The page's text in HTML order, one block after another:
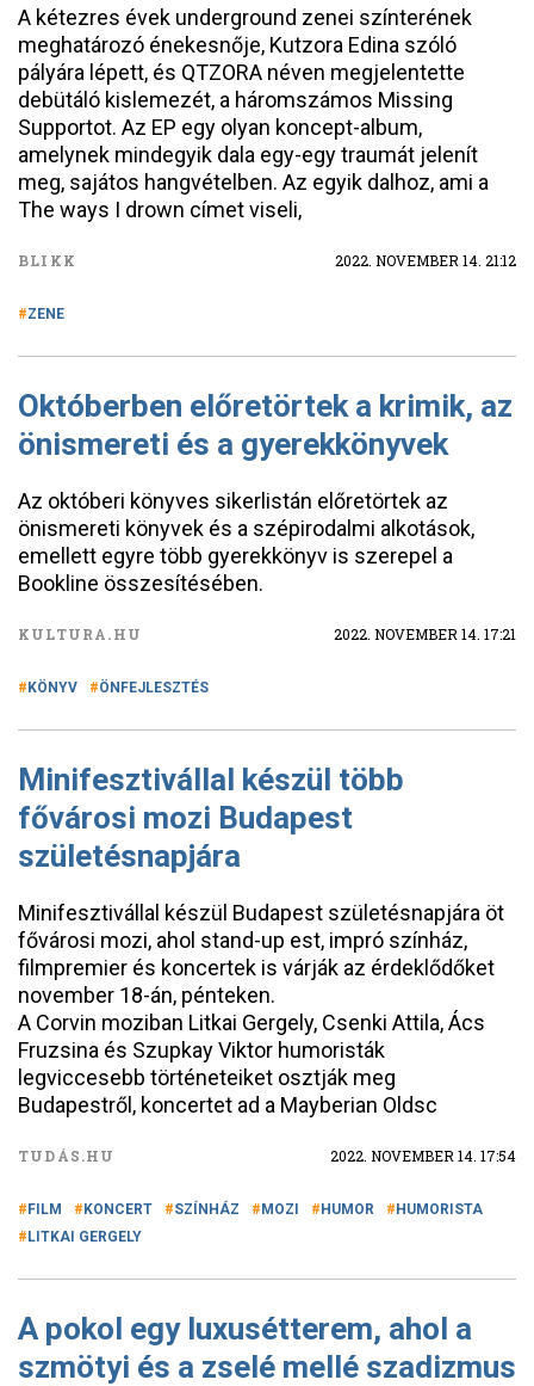
A kétezres évek underground zenei színterének
meghatározó énekesnője, Kutzora Edina szóló
pályára lépett, és QTZORA néven megjelentette
debütáló kislemezét, a háromszámos Missing
Supportot. Az EP egy olyan koncept-album,
amelynek mindegyik dala egy-egy traumát jelenít
meg, sajátos hangvételben. Az egyik dalhoz, ami a
The ways I drown címet viseli,
BLIKK 2022. NOVEMBER 14. 21:12
ZENE
Októberben előretörtek a krimik, az
önismereti és a gyerekkönyvek
Az októberi könyves sikerlistán előretörtek az
önismereti könyvek és a szépirodalmi alkotások,
emellett egyre több gyerekkönyv is szerepel a
Bookline összesítésében.
KULTURA.HU 2022. NOVEMBER 14. 17:21
KÖNYV ÖNFEJLESZTÉS
Minifesztivállal készül több
fővárosi mozi Budapest
születésnapjára
Minifesztivállal készül Budapest születésnapjára öt
fővárosi mozi, ahol stand-up est, impró színház,
filmpremier és koncertek is várják az érdeklődőket
november 18-án, pénteken.
A Corvin moziban Litkai Gergely, Csenki Attila, Ács
Fruzsina és Szupkay Viktor humoristák
legviccesebb történeteiket osztják meg
Budapestről, koncertet ad a Mayberian Oldsc
TUDÁS.HU 2022. NOVEMBER 14. 17:54
FILM KONCERT SZÍNHÁZ MOZI HUMOR
HUMORISTA
LITKAI GERGELY
A pokol egy luxusétterem, ahol a
szmötyi és a zselé mellé szadizmus